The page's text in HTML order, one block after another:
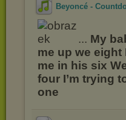
Beyoncé -
... My
me up we
me in his six
four I’m trying
one